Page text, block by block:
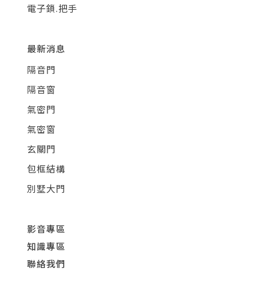
電子鎖.把手
最新消息
隔音門
隔音窗
氣密門
氣密窗
玄關門
包框結構
別墅大門
影音專區
知識專區
聯絡我們